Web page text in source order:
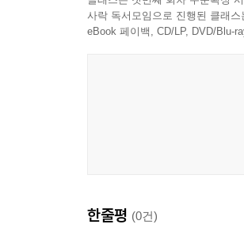
사락 독서모임으로 진행된 클래
eBook 페이백, CD/LP, DVD/Blu-
한줄평 (0건)